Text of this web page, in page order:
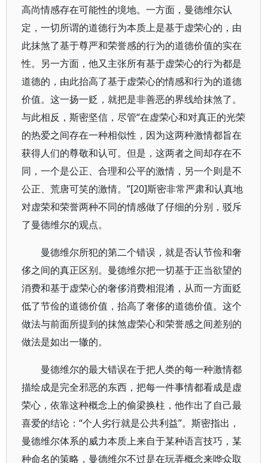
高尚情感存在可能性的境地。一方面，曼德维尔认
定，一切所谓的道德行为本质上是基于虚荣心的，由
此抹煞了基于尊严和荣誉感的行为的道德价值的实在
性。另一方面，他又主张所有基于虚荣心的行为都是
道德的，由此抬高了基于虚荣心的情感和行为的道德
价值。这一扬一贬，就把是非善恶的界线给抹煞了。
与此相反，斯密坚信，尽管“在虚荣心和对真正的光荣
的热爱之间存在一种相似性，因为这两种激情都旨在
获得人们的尊敬和认可。但是，这两者之间却存在不
同，一个是公正、合理和公平的激情，另一个则是不
公正、荒唐可笑的激情。”[20]斯密非常严肃和认真地
对虚荣和荣誉两种不同的情感做了仔细的分别，驳斥
了曼德维尔的观点。
曼德维尔所犯的第二个错误，就是否认节俭和奢
侈之间的真正区别。曼德维尔把一切基于正当欲望的
消费和基于虚荣心的奢侈消费相混淆，从而一方面贬
低了节俭的道德价值，抬高了奢侈的道德价值。这个
做法与前面所提到的抹煞虚荣心和荣誉感之间差别的
做法是如出一辙的。
曼德维尔的最大错误在于把人类的每一种激情都
描绘成是完全邪恶的东西，把每一件事情都看成是虚
荣心，依靠这种概念上的偷梁换柱，他作出了自己最
喜爱的结论：“个人劣行就是公共利益”。斯密指出，
曼德维尔体系的威力本质上来自于某种语言技巧，某
种命名的策略，曼德维尔不过是在玩弄概念来哗众取